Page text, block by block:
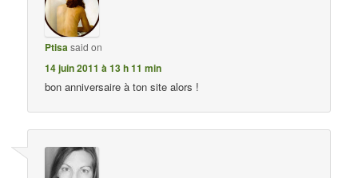
Ptisa said on
14 juin 2011 à 13 h 11 min
bon anniversaire à ton site alors !